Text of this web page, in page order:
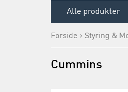
Alle produkter
Forside Styring &
Cummins